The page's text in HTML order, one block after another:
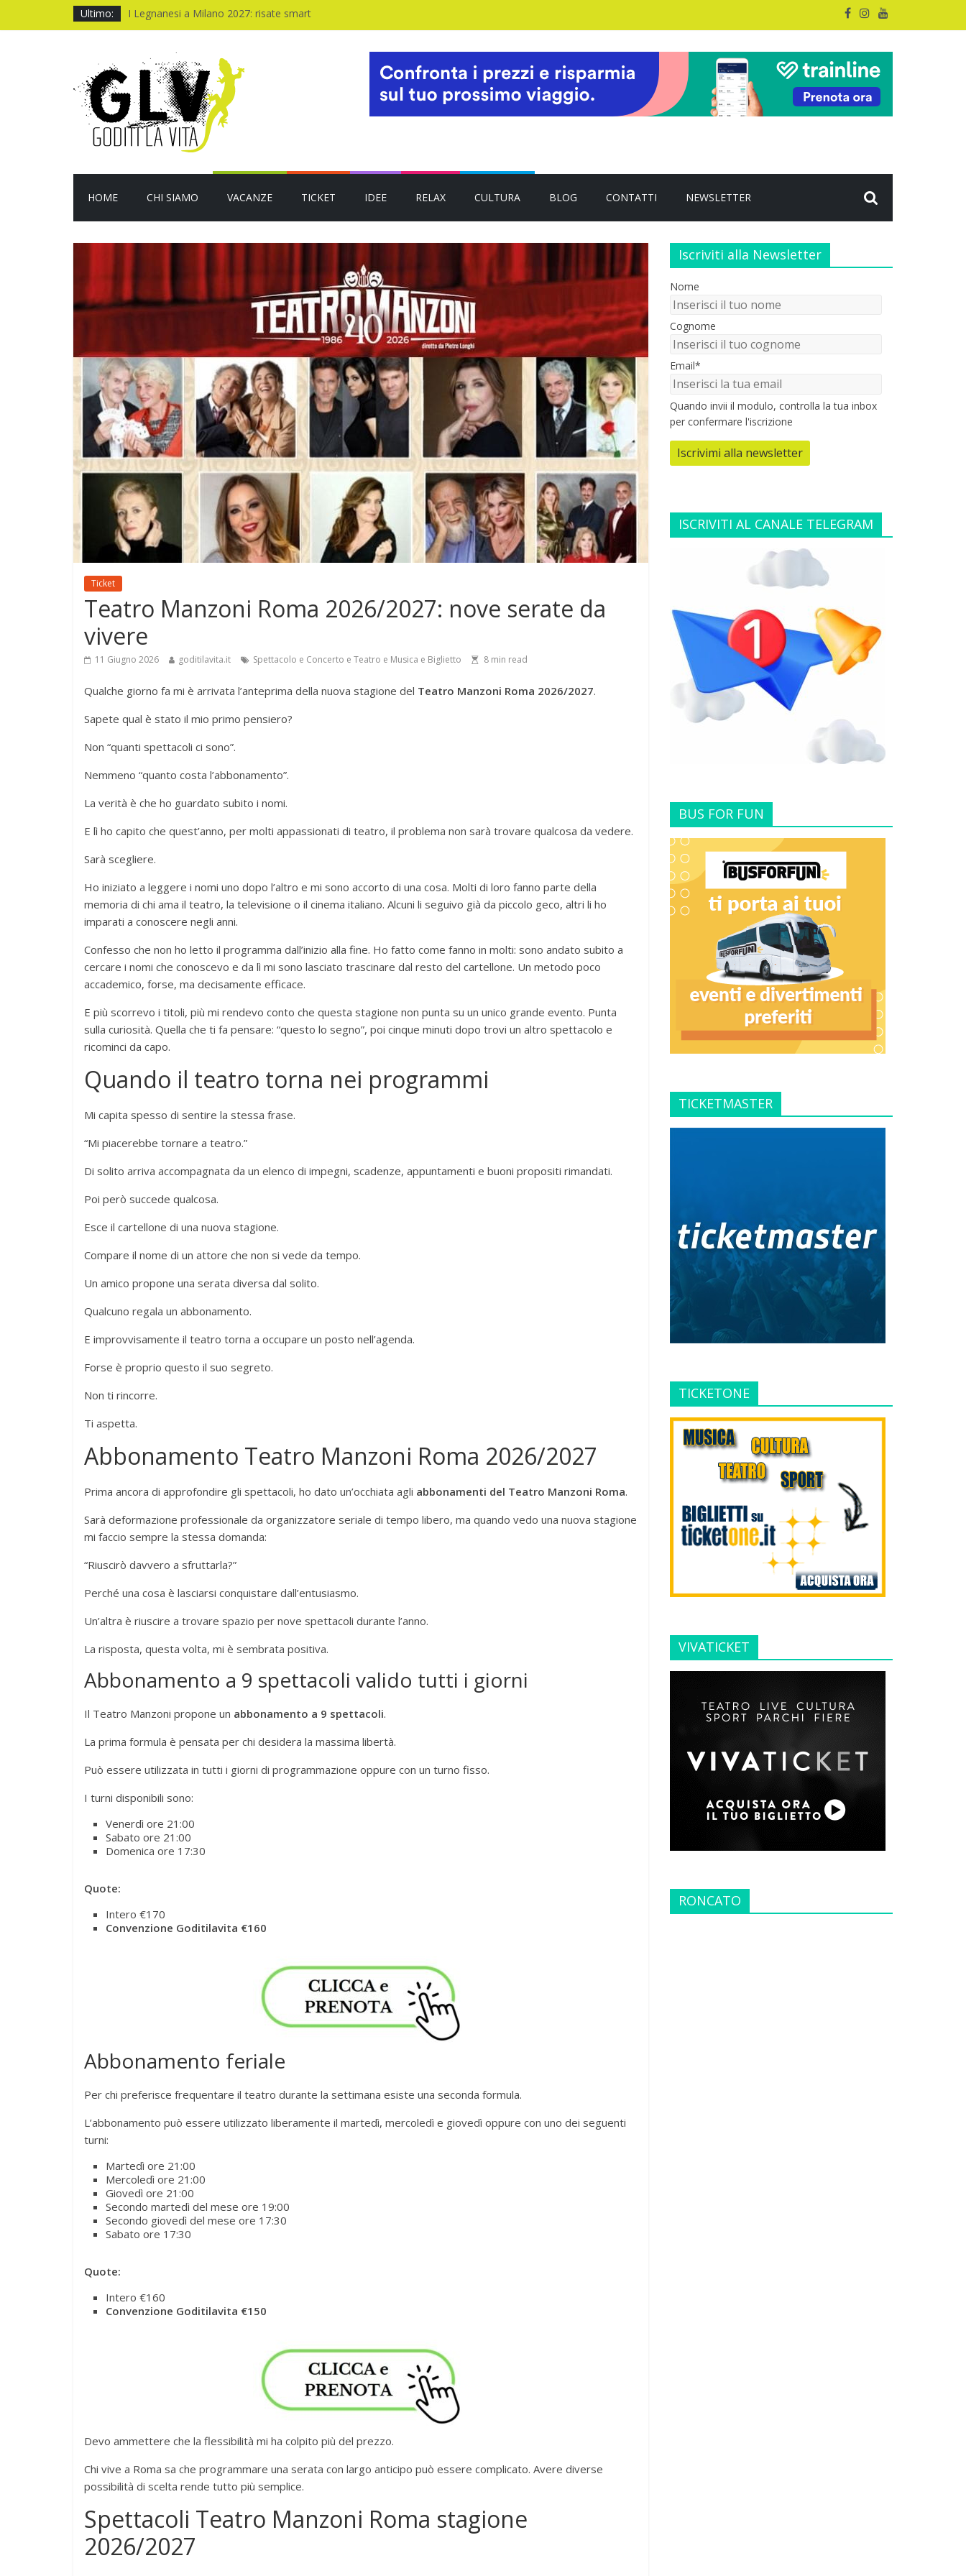
Ultimo:
I Legnanesi a Milano 2027: risate smart
New York a settembre: 5 giorni da vivere
Quando il CUP ti fa aspettare troppo
Baviera da fiaba tra castelli e meraviglie
HOME CHI SIAMO VACANZE TICKET IDEE RELAX CULTURA BLOG CONTATTI NEWSLETTER
Ticket
Teatro Manzoni Roma 2026/2027: nove serate da
vivere
11 Giugno 2026 goditilavita.it Spettacolo e Concerto e Teatro e Musica e Biglietto 8 min read
Qualche giorno fa mi è arrivata l’anteprima della nuova stagione del Teatro Manzoni Roma 2026/2027.
Sapete qual è stato il mio primo pensiero?
Non “quanti spettacoli ci sono”.
Nemmeno “quanto costa l’abbonamento”.
La verità è che ho guardato subito i nomi.
E lì ho capito che quest’anno, per molti appassionati di teatro, il problema non sarà trovare qualcosa da vedere.
Sarà scegliere.
Ho iniziato a leggere i nomi uno dopo l’altro e mi sono accorto di una cosa. Molti di loro fanno parte della
memoria di chi ama il teatro, la televisione o il cinema italiano. Alcuni li seguivo già da piccolo geco, altri li ho
imparati a conoscere negli anni.
Confesso che non ho letto il programma dall’inizio alla fine. Ho fatto come fanno in molti: sono andato subito a
cercare i nomi che conoscevo e da lì mi sono lasciato trascinare dal resto del cartellone. Un metodo poco
accademico, forse, ma decisamente efficace.
E più scorrevo i titoli, più mi rendevo conto che questa stagione non punta su un unico grande evento. Punta
sulla curiosità. Quella che ti fa pensare: “questo lo segno”, poi cinque minuti dopo trovi un altro spettacolo e
ricominci da capo.
Quando il teatro torna nei programmi
Mi capita spesso di sentire la stessa frase.
“Mi piacerebbe tornare a teatro.”
Di solito arriva accompagnata da un elenco di impegni, scadenze, appuntamenti e buoni propositi rimandati.
Poi però succede qualcosa.
Esce il cartellone di una nuova stagione.
Compare il nome di un attore che non si vede da tempo.
Un amico propone una serata diversa dal solito.
Qualcuno regala un abbonamento.
E improvvisamente il teatro torna a occupare un posto nell’agenda.
Forse è proprio questo il suo segreto.
Non ti rincorre.
Ti aspetta.
Abbonamento Teatro Manzoni Roma 2026/2027
Prima ancora di approfondire gli spettacoli, ho dato un’occhiata agli abbonamenti del Teatro Manzoni Roma.
Sarà deformazione professionale da organizzatore seriale di tempo libero, ma quando vedo una nuova stagione
mi faccio sempre la stessa domanda:
“Riuscirò davvero a sfruttarla?”
Perché una cosa è lasciarsi conquistare dall’entusiasmo.
Un’altra è riuscire a trovare spazio per nove spettacoli durante l’anno.
La risposta, questa volta, mi è sembrata positiva.
Abbonamento a 9 spettacoli valido tutti i giorni
Il Teatro Manzoni propone un abbonamento a 9 spettacoli.
La prima formula è pensata per chi desidera la massima libertà.
Può essere utilizzata in tutti i giorni di programmazione oppure con un turno fisso.
I turni disponibili sono:
Venerdì ore 21:00
Sabato ore 21:00
Domenica ore 17:30
Quote:
Intero €170
Convenzione Goditilavita €160
Abbonamento feriale
Per chi preferisce frequentare il teatro durante la settimana esiste una seconda formula.
L’abbonamento può essere utilizzato liberamente il martedì, mercoledì e giovedì oppure con uno dei seguenti
turni:
Martedì ore 21:00
Mercoledì ore 21:00
Giovedì ore 21:00
Secondo martedì del mese ore 19:00
Secondo giovedì del mese ore 17:30
Sabato ore 17:30
Quote:
Intero €160
Convenzione Goditilavita €150
Devo ammettere che la flessibilità mi ha colpito più del prezzo.
Chi vive a Roma sa che programmare una serata con largo anticipo può essere complicato. Avere diverse
possibilità di scelta rende tutto più semplice.
Spettacoli Teatro Manzoni Roma stagione
2026/2027
Iscriviti alla Newsletter
Nome
Cognome
Email*
Quando invii il modulo, controlla la tua inbox
per confermare l'iscrizione
Iscrivimi alla newsletter
ISCRIVITI AL CANALE TELEGRAM
BUS FOR FUN
TICKETMASTER
TICKETONE
VIVATICKET
RONCATO